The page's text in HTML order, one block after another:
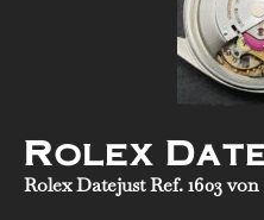
Rolex
Rolex Datejust Ref. 1603 von